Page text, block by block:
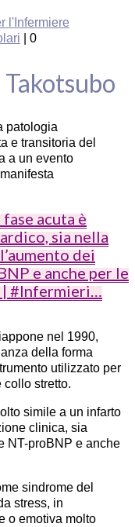
l'Infermiere
0
Takotsubo
patologia
e transitoria del
a un evento
acuta è
sia nella
dei
e anche per le
| #Infermieri…
nel 1990,
della forma
utilizzato per
collo stretto.
simile a un infarto
clinica, sia
NT-proBNP e anche
sindrome del
stress, in
o emotiva molto